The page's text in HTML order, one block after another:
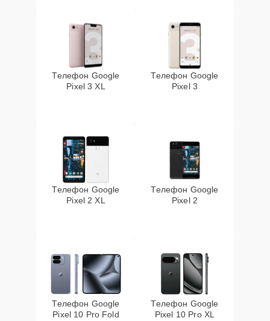
Телефон Google
Pixel 3 XL
Телефон Google
Pixel 3
Телефон Google
Pixel 2 XL
Телефон Google
Pixel 2
Телефон Google
Pixel 10 Pro Fold
Телефон Google
Pixel 10 Pro XL